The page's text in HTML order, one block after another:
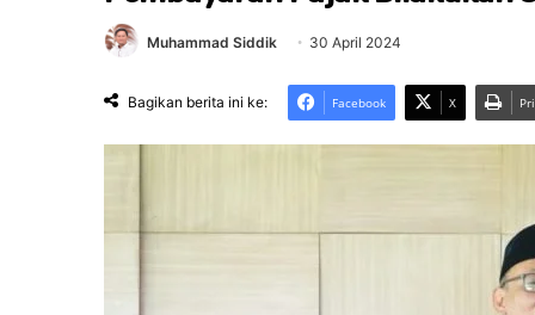
Muhammad Siddik 30 April 2024
Bagikan berita ini ke: Facebook X